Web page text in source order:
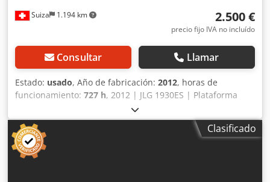
Suiza 1.194 km 2.500 €
precio fijo IVA no incluído
Consultar Llamar
Estado: usado, Año de fabricación: 2012, horas de
funcionamiento: 727 h, 2012 | JLG 1930ES | Plataforma
elevadora de tijera usada | 727 horas 📍 Ubicación: Suiza
🚛 Ofrecemos entrega a su destino; ¡utilice nuestra
calculadora de envío para estimar los costos de transporte!
💰 Compre ahora por 2500 EUR o haga una oferta. El pago
se puede realizar al momento de la entrega por una tarifa
Clasificado